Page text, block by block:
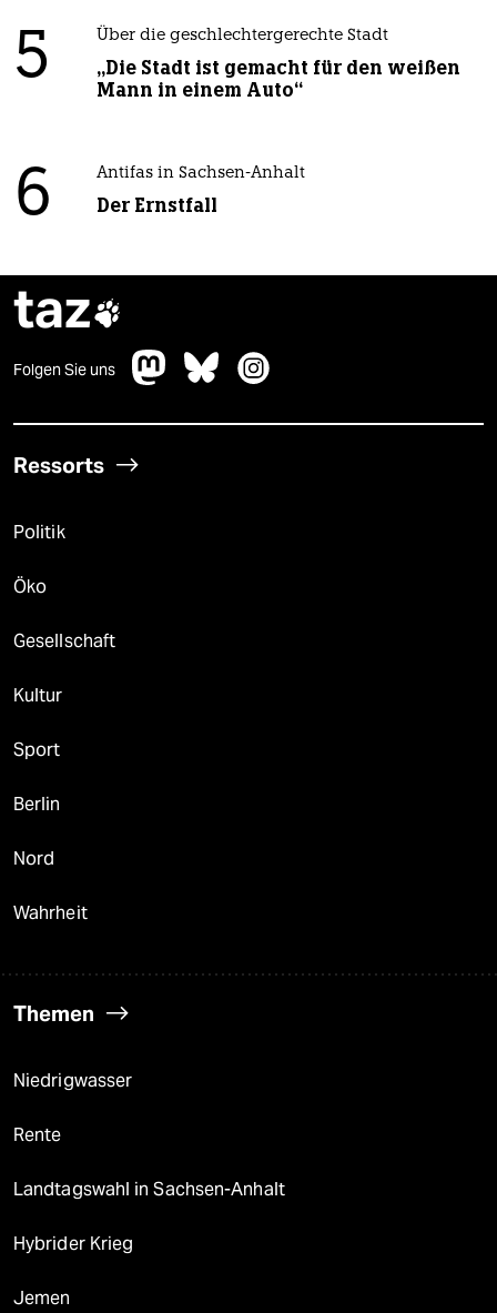
5 Über die geschlechtergerechte Stadt
„Die Stadt ist gemacht für den weißen
Mann in einem Auto“
6 Antifas in Sachsen-Anhalt
Der Ernstfall
taz
Folgen Sie uns
Ressorts
Politik
Öko
Gesellschaft
Kultur
Sport
Berlin
Nord
Wahrheit
Themen
Niedrigwasser
Rente
Landtagswahl in Sachsen-Anhalt
Hybrider Krieg
Jemen